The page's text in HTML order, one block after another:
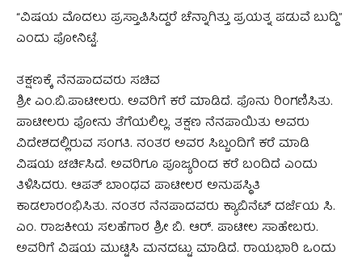
“ವಿಷಯ ಮೊದಲು ಪ್ರಸ್ತಾಪಿಸಿದ್ದರೆ ಚೆನ್ನಾಗಿತ್ತು ಪ್ರಯತ್ನ ಪಡುವೆ ಬುದ್ದಿ”
ಎಂದು ಫೋನಿಟ್ಟೆ.
ತಕ್ಷಣಕ್ಕೆ ನೆನಪಾದವರು ಸಚಿವ
ಶ್ರೀ ಎಂ.ಬಿ.ಪಾಟೀಲರು. ಅವರಿಗೆ ಕರೆ ಮಾಡಿದೆ. ಫೊನು ರಿಂಗಣಿಸಿತು.
ಪಾಟೀಲರು ಫೋನು ತೆಗೆಯಲಿಲ್ಲ. ತಕ್ಷಣ ನೆನಪಾಯಿತು ಅವರು
ವಿದೇಶದಲ್ಲಿರುವ ಸಂಗತಿ. ನಂತರ ಅವರ ಸಿಬ್ಬಂದಿಗೆ ಕರೆ ಮಾಡಿ
ವಿಷಯ ಚರ್ಚಿಸಿದೆ. ಅವರಿಗೂ ಪೂಜ್ಯರಿಂದ ಕರೆ ಬಂದಿದೆ ಎಂದು
ತಿಳಿಸಿದರು. ಆಪತ್ ಬಾಂಧವ ಪಾಟೀಲರ ಅನುಪಸ್ಥಿತಿ
ಕಾಡಲಾರಂಭಿಸಿತು. ನಂತರ ನೆನಪಾದವರು ಕ್ಯಾಬಿನೆಟ್ ದರ್ಜೆಯ ಸಿ.
ಎಂ. ರಾಜಕೀಯ ಸಲಹೆಗಾರ ಶ್ರೀ ಬಿ. ಆರ್. ಪಾಟೀಲ ಸಾಹೇಬರು.
ಅವರಿಗೆ ವಿಷಯ ಮುಟ್ಟಿಸಿ ಮನದಟ್ಟು ಮಾಡಿದೆ. ರಾಯಭಾರಿ ಒಂದು